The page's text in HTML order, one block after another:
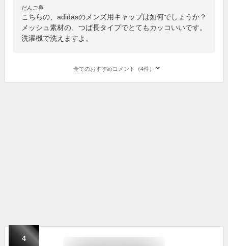
だんご鼻
こちらの、adidasのメンズ用キャップは如何でしょうか？
メッシュ素材の、つば長タイプでとてもカッコいいです。
洗濯機で洗えますよ。
全てのおすすめコメント（4件）
4